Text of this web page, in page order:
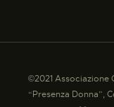
©2021 Associazione
“Presenza Donna”,